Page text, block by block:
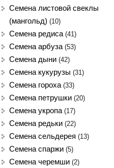
Семена листовой свеклы
(мангольд) (10)
Семена редиса (41)
Семена арбуза (53)
Семена дыни (42)
Семена кукурузы (31)
Семена гороха (33)
Семена петрушки (20)
Семена укропа (17)
Семена редьки (22)
Семена сельдерея (13)
Семена спаржи (5)
Семена черемши (2)